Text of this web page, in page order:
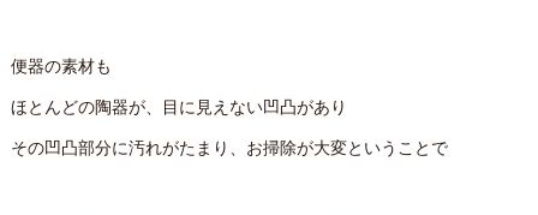
便器の素材も
ほとんどの陶器が、目に見えない凹凸があり
その凹凸部分に汚れがたまり、お掃除が大変ということで